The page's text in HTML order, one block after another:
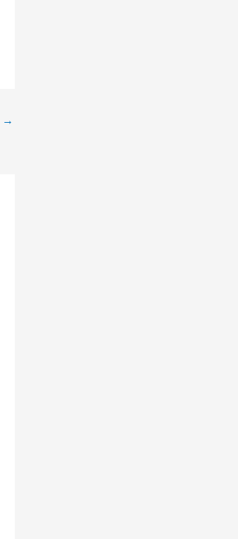
→